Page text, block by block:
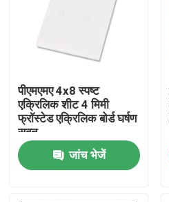
घर
पीएमएमए 4x8 स्पष्ट
एक्रिलिक शीट 4 मिमी
फ्रॉस्टेड एक्रिलिक बोर्ड घर्षण
सबूत
जांच भेजें